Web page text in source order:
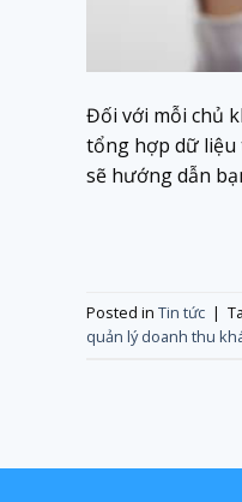
Đối với mỗi chủ
tổng hợp dữ liệu
sẽ hướng dẫn
Posted in Tin tức |
quản lý doanh thu